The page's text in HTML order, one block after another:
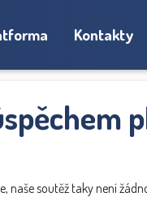
Kontakty
naše soutěž taky není